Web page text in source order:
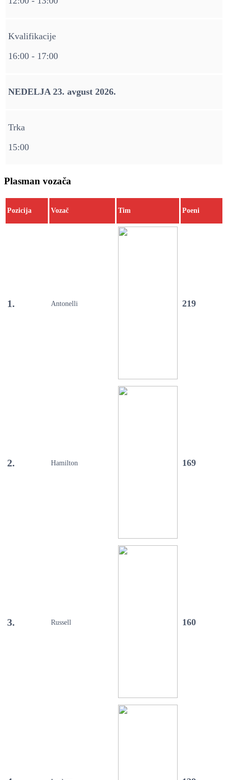
Kvalifikacije
16:00 - 17:00
NEDELJA 23. avgust 2026.
Trka
15:00
Plasman vozača
Pozicija Vozač Tim Poeni
1. Antonelli 219
2. Hamilton 169
3. Russell 160